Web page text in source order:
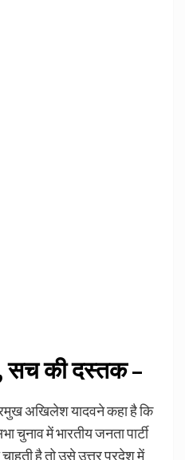
की दस्तक –
अखिलेश यादवने कहा है कि
में भारतीय जनता पार्टी
है तो उसे उत्तर प्रदेश में